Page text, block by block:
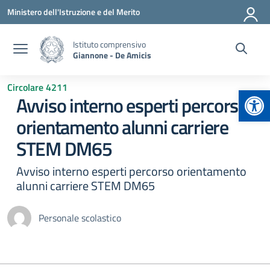
Vai ai contenuti
Vai al menu di navigazione
Vai al footer
Ministero dell'Istruzione e del Merito
Istituto comprensivo
Giannone - De Amicis
Circolare 4211
Avviso interno esperti percorso
orientamento alunni carriere
STEM DM65
Avviso interno esperti percorso orientamento
alunni carriere STEM DM65
Personale scolastico